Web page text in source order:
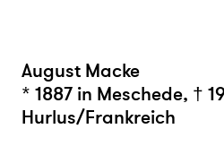
August Macke
* 1887 in Meschede, †
Hurlus/Frankreich